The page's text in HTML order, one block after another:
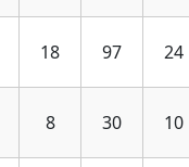
18 97 24
8 30 10